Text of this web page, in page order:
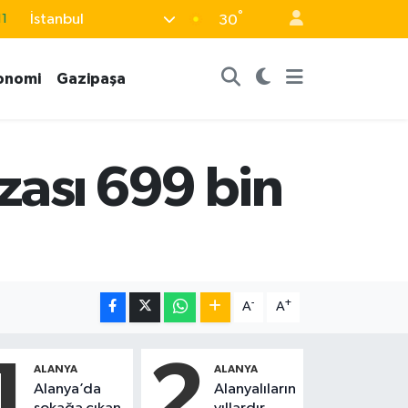
İstanbul 30°
Gazipaşa
699 bin
A- A+
ALANYA
Alanya’da
ALANYA
Alanyalıların